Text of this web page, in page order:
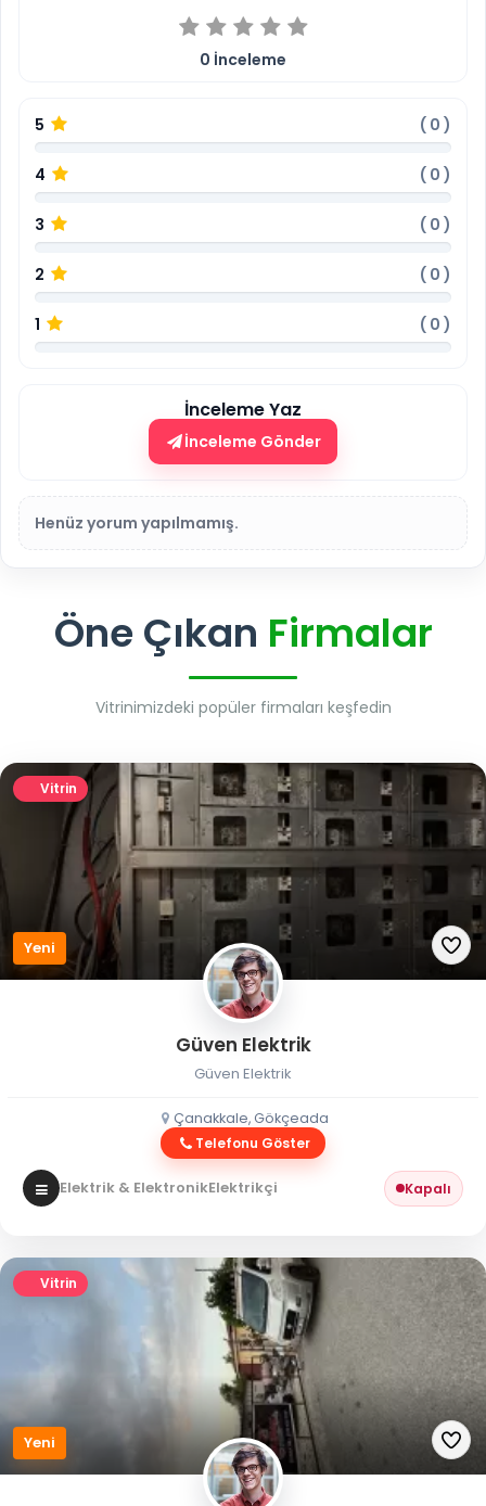
0 İnceleme
5 ( 0 )
4 ( 0 )
3 ( 0 )
2 ( 0 )
1 ( 0 )
İnceleme Yaz
İnceleme Gönder
Henüz yorum yapılmamış.
Öne Çıkan Firmalar
Vitrinimizdeki popüler firmaları keşfedin
Vitrin
Yeni
Güven Elektrik
Güven Elektrik
Çanakkale, Gökçeada
Telefonu Göster
Elektrik & ElektronikElektrikçi Kapalı
Vitrin
Yeni